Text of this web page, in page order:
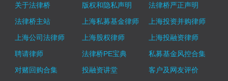
关于法律桥 版权和隐私声明
法律桥严正声明
法律桥主站
上海私募基金律师
上海投资并购律师
上海公司法律师
上海股权律师
上海投融资律师
聘请律师
法律桥PE宝典
私募基金风控合集
对赌回购合集
投融资讲堂
客户及网友评价